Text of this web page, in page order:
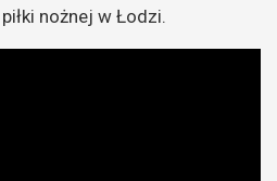
nożnej w Łodzi.